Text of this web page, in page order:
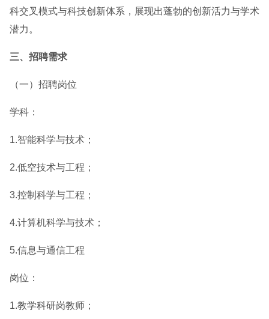
科交叉模式与科技创新体系，展现出蓬勃的创新活力与学术
潜力。
三、招聘需求
（一）招聘岗位
学科：
1.智能科学与技术；
2.低空技术与工程；
3.控制科学与工程；
4.计算机科学与技术；
5.信息与通信工程
岗位：
1.教学科研岗教师；